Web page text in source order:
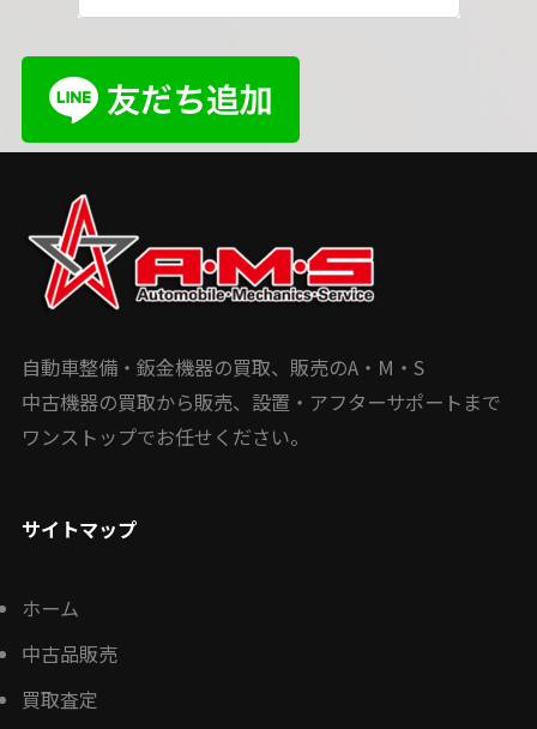
自動車整備・鈑金機器の買取、販売のA・M・S
中古機器の買取から販売、設置・アフターサポートまで
ワンストップでお任せください。
サイトマップ
ホーム
中古品販売
買取査定